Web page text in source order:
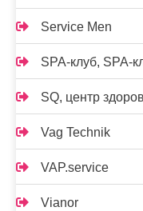
Service Men
SPA-клуб, SPA-
SQ, центр
Vag Technik
VAP.service
Vianor